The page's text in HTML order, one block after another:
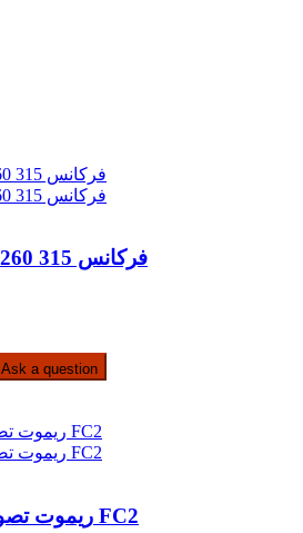
ریموت کدفیکس PT2260 فرکانس 315
Ask a question
ریموت تصویری تله ماتیکس مدل FC2